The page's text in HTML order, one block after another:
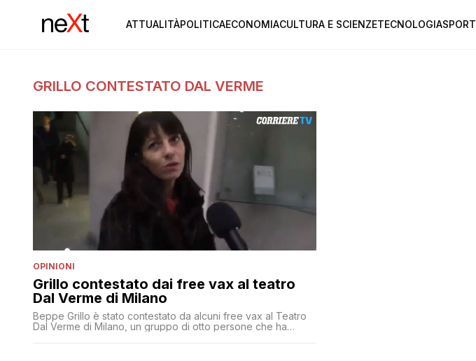
ATTUALITÀPOLITICAECONOMIACULTURA E SCIENZETECNOLOGIASPORT
GRILLO CONTESTATO DAL VERME
OPINIONI
Grillo contestato dai free vax al teatro
Dal Verme di Milano
Beppe Grillo è stato contestato da alcuni free vax al Teatro
Dal Verme di Milano, un gruppo di otto persone che ha